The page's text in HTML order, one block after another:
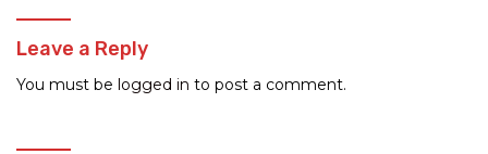
Leave a Reply
You must be logged in to post a comment.